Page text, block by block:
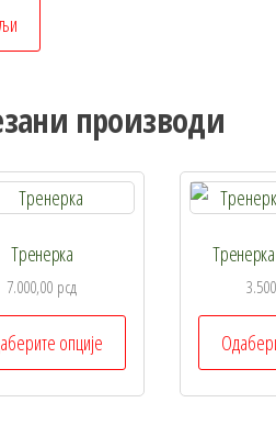
производи
Тренерка
7.000,00 рсд
опције
Овај